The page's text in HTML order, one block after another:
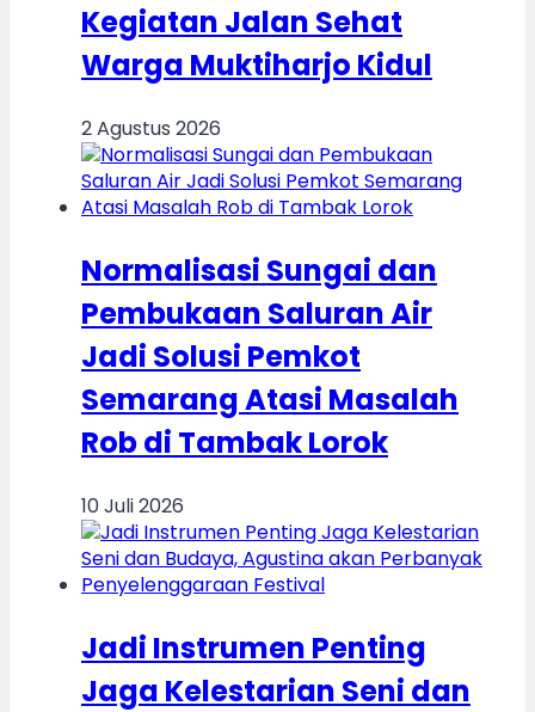
Kegiatan Jalan Sehat
Warga Muktiharjo Kidul
2 Agustus 2026
Normalisasi Sungai dan
Pembukaan Saluran Air
Jadi Solusi Pemkot
Semarang Atasi Masalah
Rob di Tambak Lorok
10 Juli 2026
Jadi Instrumen Penting
Jaga Kelestarian Seni dan